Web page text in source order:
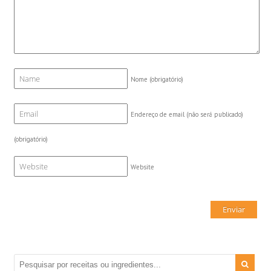
Nome (obrigatório)
Endereço de email (não será publicado)
(obrigatório)
Website